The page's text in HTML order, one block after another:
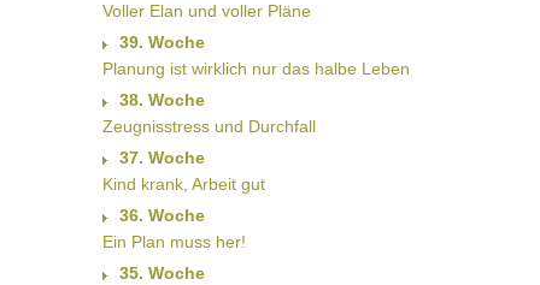
Voller Elan und voller Pläne
39. Woche
Planung ist wirklich nur das halbe Leben
38. Woche
Zeugnisstress und Durchfall
37. Woche
Kind krank, Arbeit gut
36. Woche
Ein Plan muss her!
35. Woche